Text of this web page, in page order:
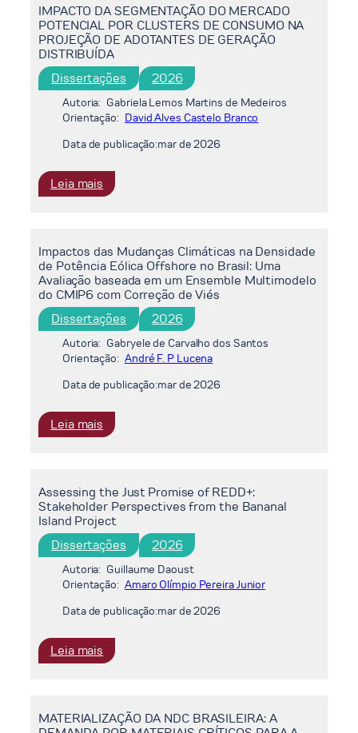
EMISSÕES
DEGASES
DE
EFEITO
ESTUFA
AVALIAÇÃO
ESTRATÉGICA
DE
TECNOLOGIA
DE
DESCARBONIZAÇÃO
NO
SETOR
DE
ÓLEO
E
IMPACTO DA SEGMENTAÇÃO DO MERCADO
POTENCIAL POR CLUSTERS DE CONSUMO NA
PROJEÇÃO DE ADOTANTES DE GERAÇÃO
DISTRIBUÍDA
Dissertações 2026
Autoria: Gabriela Lemos Martins de Medeiros
Orientação: David Alves Castelo Branco
Data de publicação:mar de 2026
Leia mais
IMPACTO
DO
MERCADO
POTENCIAL
POR
CLUSTERS
DE
CONSUMO
NA
PROJEÇÃO
DE
ADOTANTES
Impactos das Mudanças Climáticas na Densidade
de Potência Eólica Offshore no Brasil: Uma
Avaliação baseada em um Ensemble Multimodelo
do CMIP6 com Correção de Viés
Dissertações 2026
Autoria: Gabryele de Carvalho dos Santos
Orientação: André F. P Lucena
Data de publicação:mar de 2026
Leia mais
Impactos
Climáticas
na
Densidade
de
Potência
Eólica
no
Brasil:
Uma
Avaliação
um
Assessing the Just Promise of REDD+:
Stakeholder Perspectives from the Bananal
Island Project
Dissertações 2026
Autoria: Guillaume Daoust
Orientação: Amaro Olímpio Pereira Junior
Data de publicação:mar de 2026
Leia mais
Assessing
Promise
MATERIALIZAÇÃO DA NDC BRASILEIRA: A